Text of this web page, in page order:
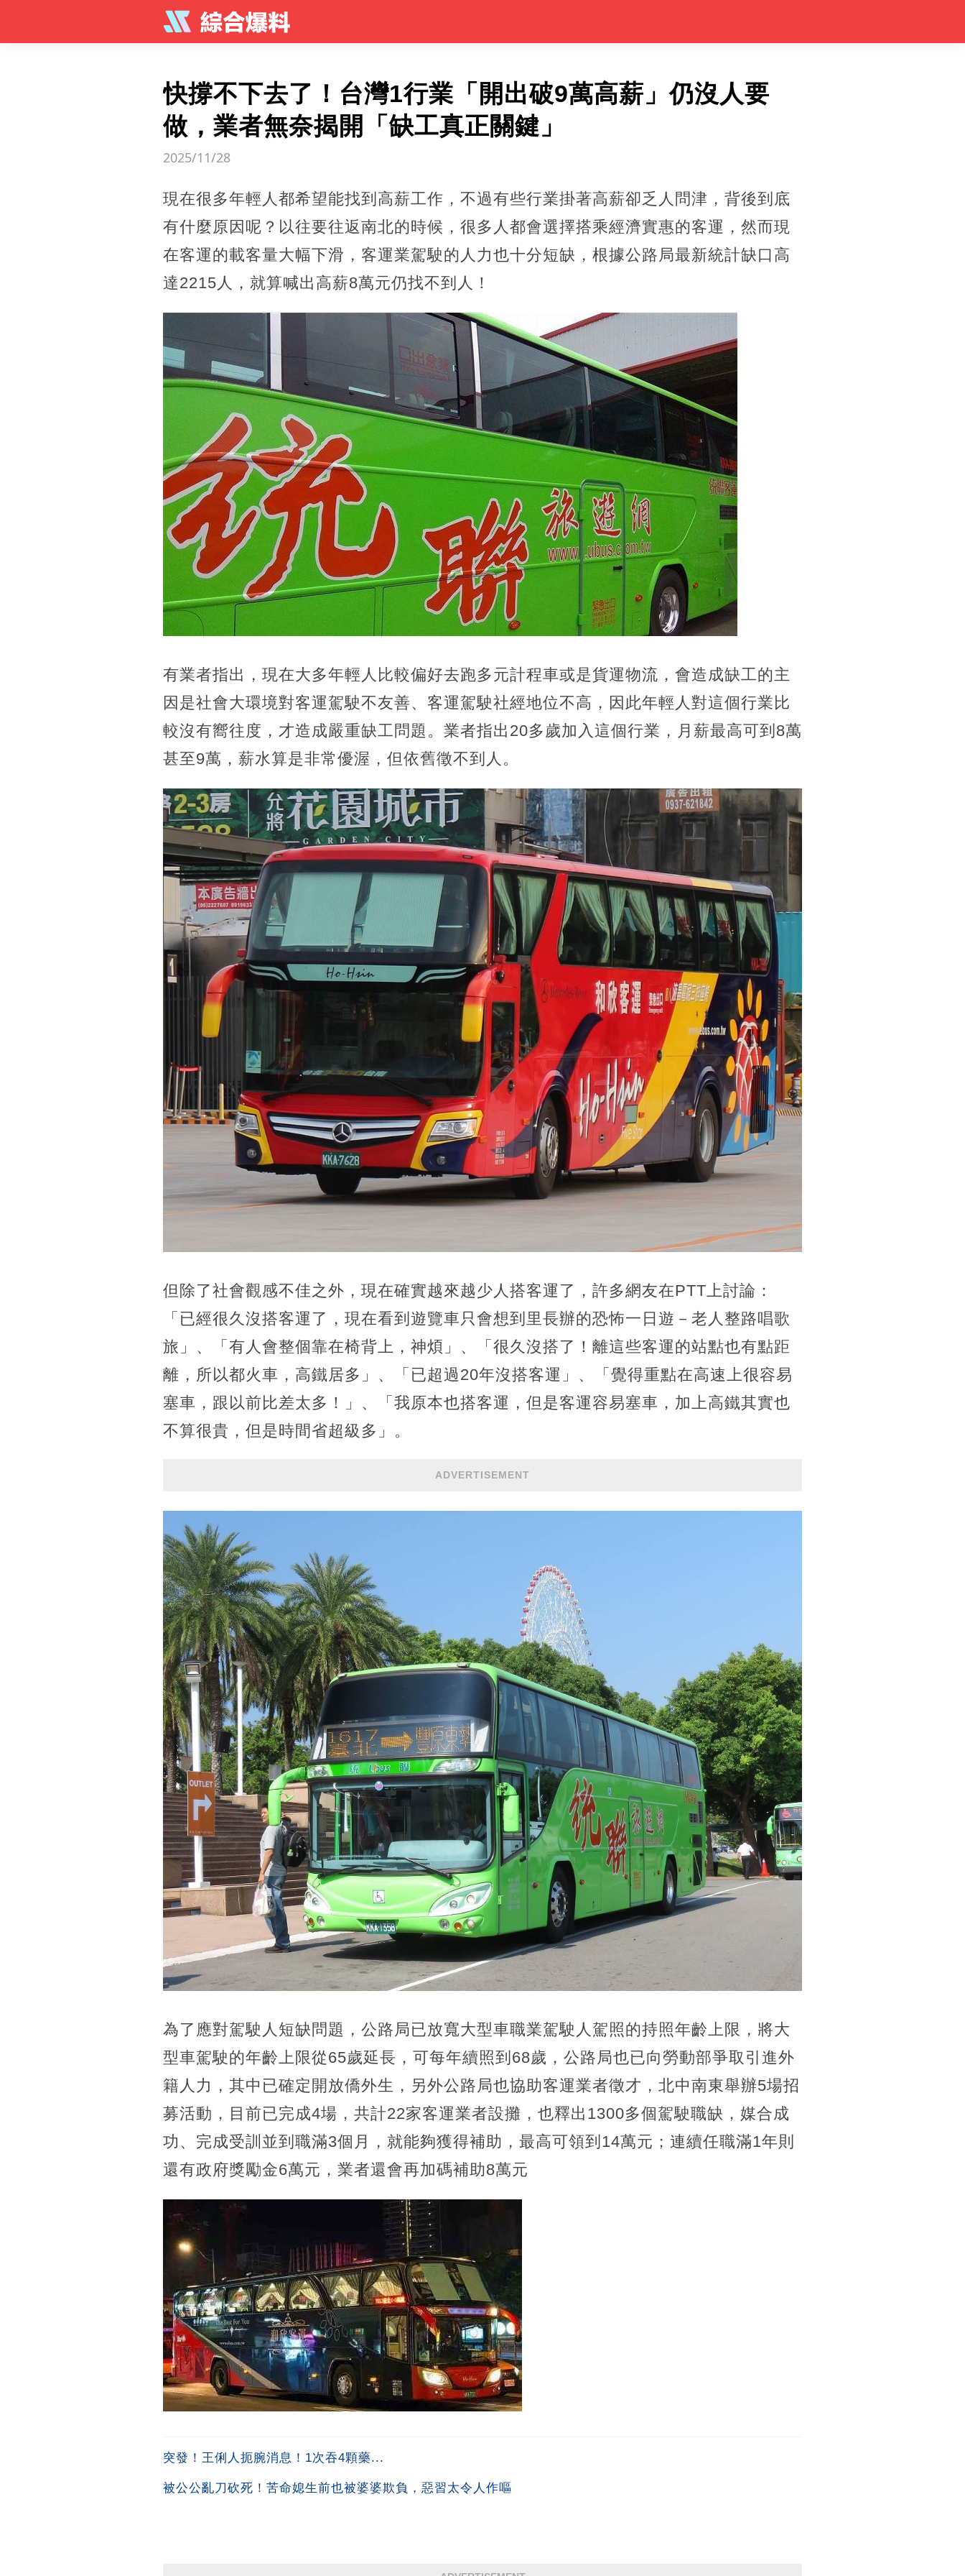
快撐不下去了！台灣1行業「開出破9萬高薪」仍沒人要
做，業者無奈揭開「缺工真正關鍵」
2025/11/28
現在很多年輕人都希望能找到高薪工作，不過有些行業掛著高薪卻乏人問津，背後到底
有什麼原因呢？以往要往返南北的時候，很多人都會選擇搭乘經濟實惠的客運，然而現
在客運的載客量大幅下滑，客運業駕駛的人力也十分短缺，根據公路局最新統計缺口高
達2215人，就算喊出高薪8萬元仍找不到人！
有業者指出，現在大多年輕人比較偏好去跑多元計程車或是貨運物流，會造成缺工的主
因是社會大環境對客運駕駛不友善、客運駕駛社經地位不高，因此年輕人對這個行業比
較沒有嚮往度，才造成嚴重缺工問題。業者指出20多歲加入這個行業，月薪最高可到8萬
甚至9萬，薪水算是非常優渥，但依舊徵不到人。
但除了社會觀感不佳之外，現在確實越來越少人搭客運了，許多網友在PTT上討論：
「已經很久沒搭客運了，現在看到遊覽車只會想到里長辦的恐怖一日遊－老人整路唱歌
旅」、「有人會整個靠在椅背上，神煩」、「很久沒搭了！離這些客運的站點也有點距
離，所以都火車，高鐵居多」、「已超過20年沒搭客運」、「覺得重點在高速上很容易
塞車，跟以前比差太多！」、「我原本也搭客運，但是客運容易塞車，加上高鐵其實也
不算很貴，但是時間省超級多」。
ADVERTISEMENT
為了應對駕駛人短缺問題，公路局已放寬大型車職業駕駛人駕照的持照年齡上限，將大
型車駕駛的年齡上限從65歲延長，可每年續照到68歲，公路局也已向勞動部爭取引進外
籍人力，其中已確定開放僑外生，另外公路局也協助客運業者徵才，北中南東舉辦5場招
募活動，目前已完成4場，共計22家客運業者設攤，也釋出1300多個駕駛職缺，媒合成
功、完成受訓並到職滿3個月，就能夠獲得補助，最高可領到14萬元；連續任職滿1年則
還有政府獎勵金6萬元，業者還會再加碼補助8萬元
突發！王俐人扼腕消息！1次吞4顆藥...
被公公亂刀砍死！苦命媳生前也被婆婆欺負，惡習太令人作嘔